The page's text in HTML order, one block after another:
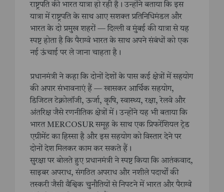
राष्ट्रपति की भारत यात्रा हो रही है। उन्होंने बताया कि इस
यात्रा में राष्ट्रपति के साथ आए सशक्त प्रतिनिधिमंडल और
भारत के दो प्रमुख शहरों — दिल्ली व मुंबई की यात्रा से यह
स्पष्ट होता है कि पैराग्वे भारत के साथ अपने संबंधों को एक
नई ऊंचाई पर ले जाना चाहता है।
प्रधानमंत्री ने कहा कि दोनों देशों के पास कई क्षेत्रों में सहयोग
की अपार संभावनाएं हैं — खासकर आर्थिक सहयोग,
डिजिटल टेक्नोलॉजी, ऊर्जा, कृषि, स्वास्थ्य, रक्षा, रेलवे और
अंतरिक्ष जैसे रणनीतिक क्षेत्रों में। उन्होंने यह भी बताया कि
भारत MERCOSUR समूह के साथ एक प्रिफरेंशियल ट्रेड
एग्रीमेंट का हिस्सा है और इस सहयोग को विस्तार देने पर
दोनों देश मिलकर काम कर सकते हैं।
सुरक्षा पर बोलते हुए प्रधानमंत्री ने स्पष्ट किया कि आतंकवाद,
साइबर अपराध, संगठित अपराध और नशीले पदार्थों की
तस्करी जैसी वैश्विक चुनौतियों से निपटने में भारत और पैराग्वे